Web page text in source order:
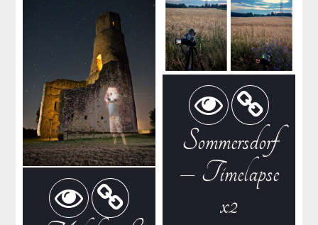
Sommersdorf
– Timelapse
x2